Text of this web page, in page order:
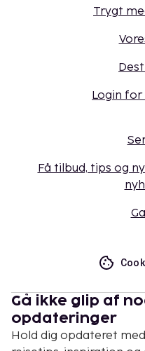
Trygt
Login for
Få tilbud, tips og
Gå ikke glip af
opdateringer
Hold dig opdateret